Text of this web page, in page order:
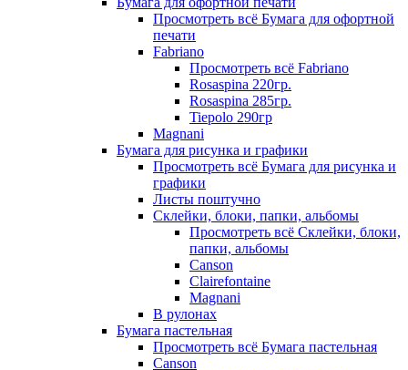
Просмотреть всё Бумага для офортной
печати
Fabriano
Просмотреть всё Fabriano
Rosaspina 220гр.
Rosaspina 285гр.
Tiepolo 290гр
Magnani
Бумага для рисунка и графики
Просмотреть всё Бумага для рисунка и
графики
Листы поштучно
Склейки, блоки, папки, альбомы
Просмотреть всё Склейки, блоки,
папки, альбомы
Canson
Clairefontaine
Magnani
В рулонах
Бумага пастельная
Просмотреть всё Бумага пастельная
Canson